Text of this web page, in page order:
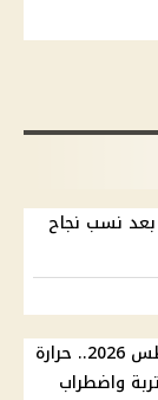
نسب نجاح
حالة الطقس غدا الأحد 9 أغسطس 2026.. حرارة
واضطراب